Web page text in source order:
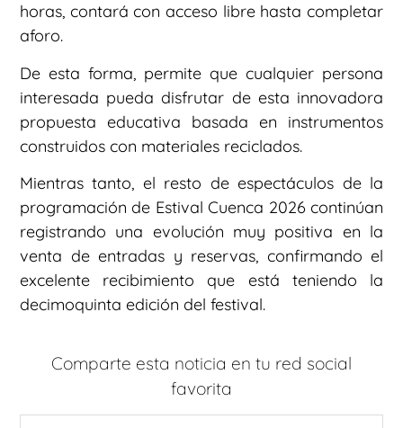
horas, contará con acceso libre hasta completar
aforo.
De esta forma, permite que cualquier persona
interesada pueda disfrutar de esta innovadora
propuesta educativa basada en instrumentos
construidos con materiales reciclados.
Mientras tanto, el resto de espectáculos de la
programación de Estival Cuenca 2026 continúan
registrando una evolución muy positiva en la
venta de entradas y reservas, confirmando el
excelente recibimiento que está teniendo la
decimoquinta edición del festival.
Comparte esta noticia en tu red social
favorita